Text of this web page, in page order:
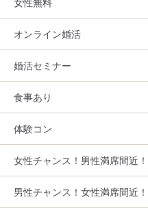
女性無料
オンライン婚活
婚活セミナー
食事あり
体験コン
女性チャンス！男性満席間近！
男性チャンス！女性満席間近！